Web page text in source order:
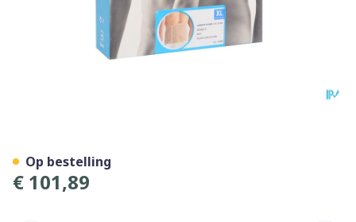
€ 101,89
Op bestelling